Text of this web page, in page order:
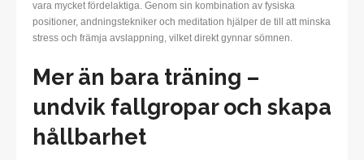
vara mycket fördelaktiga. Genom sin kombination av fysiska
positioner, andningstekniker och meditation hjälper de till att minska
stress och främja avslappning, vilket direkt gynnar sömnen.
Mer än bara träning –
undvik fallgropar och skapa
hållbarhet